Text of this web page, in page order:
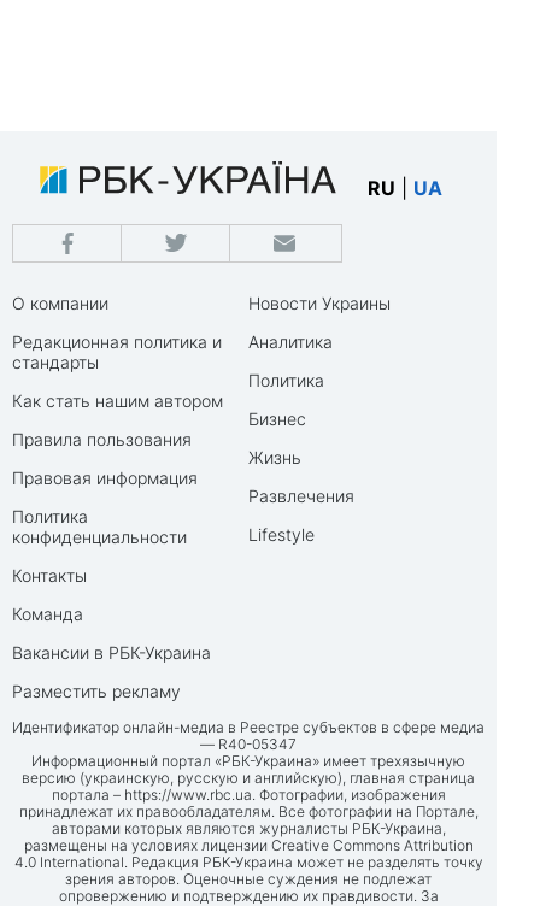
RU UA
О компании
Редакционная политика и
стандарты
Как стать нашим автором
Правила пользования
Правовая информация
Политика
конфиденциальности
Контакты
Команда
Вакансии в РБК-Украина
Разместить рекламу
Новости Украины
Аналитика
Политика
Бизнес
Жизнь
Развлечения
Lifestyle
Идентификатор онлайн-медиа в Реестре субъектов в сфере медиа
— R40-05347
Информационный портал «РБК-Украина» имеет трехязычную
версию (украинскую, русскую и английскую), главная страница
портала – https://www.rbc.ua. Фотографии, изображения
принадлежат их правообладателям. Все фотографии на Портале,
авторами которых являются журналисты РБК-Украина,
размещены на условиях лицензии Creative Commons Attribution
4.0 International. Редакция РБК-Украина может не разделять точку
зрения авторов. Оценочные суждения не подлежат
опровержению и подтверждению их правдивости. За